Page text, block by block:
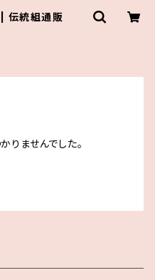
| 伝統組通販
りませんでした。